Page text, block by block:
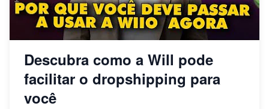
Descubra como a Will pode
facilitar o dropshipping para
você